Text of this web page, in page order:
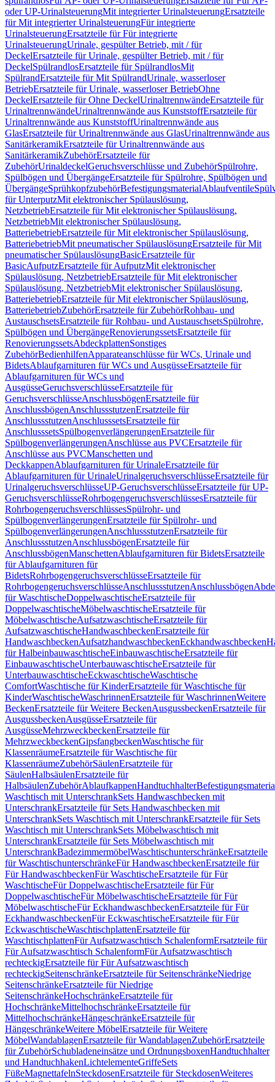
oder UP-UrinalsteuerungMit integrierter UrinalsteuerungErsatzteile
für Mit integrierter UrinalsteuerungFür integrierte
UrinalsteuerungErsatzteile für Für integrierte
UrinalsteuerungUrinale, gespülter Betrieb, mit / für
DeckelErsatzteile für Urinale, gespülter Betrieb, mit / für
DeckelSpülrandlosErsatzteile für SpülrandlosMit
SpülrandErsatzteile für Mit SpülrandUrinale, wasserloser
BetriebErsatzteile für Urinale, wasserloser BetriebOhne
DeckelErsatzteile für Ohne DeckelUrinaltrennwändeErsatzteile für
UrinaltrennwändeUrinaltrennwände aus KunststoffErsatzteile für
Urinaltrennwände aus KunststoffUrinaltrennwände aus
GlasErsatzteile für Urinaltrennwände aus GlasUrinaltrennwände aus
SanitärkeramikErsatzteile für Urinaltrennwände aus
SanitärkeramikZubehörErsatzteile für
ZubehörUrinaldeckelGeruchsverschlüsse und ZubehörSpülrohre,
Spülbögen und ÜbergängeErsatzteile für Spülrohre, Spülbögen und
ÜbergängeSprühkopfzubehörBefestigungsmaterialAblaufventile
für UnterputzMit elektronischer Spülauslösung,
NetzbetriebErsatzteile für Mit elektronischer Spülauslösung,
NetzbetriebMit elektronischer Spülauslösung,
BatteriebetriebErsatzteile für Mit elektronischer Spülauslösung,
BatteriebetriebMit pneumatischer SpülauslösungErsatzteile für Mit
pneumatischer SpülauslösungBasicErsatzteile für
BasicAufputzErsatzteile für AufputzMit elektronischer
Spülauslösung, NetzbetriebErsatzteile für Mit elektronischer
Spülauslösung, NetzbetriebMit elektronischer Spülauslösung,
BatteriebetriebErsatzteile für Mit elektronischer Spülauslösung,
BatteriebetriebZubehörErsatzteile für ZubehörRohbau- und
AustauschsetsErsatzteile für Rohbau- und AustauschsetsSpülrohre,
Spülbögen und ÜbergängeRenovierungssetsErsatzteile für
RenovierungssetsAbdeckplattenSonstiges
ZubehörBedienhilfenApparateanschlüsse für WCs, Urinale und
BidetsAblaufgarnituren für WCs und AusgüsseErsatzteile für
Ablaufgarnituren für WCs und
AusgüsseGeruchsverschlüsseErsatzteile für
GeruchsverschlüsseAnschlussbögenErsatzteile für
AnschlussbögenAnschlussstutzenErsatzteile für
AnschlussstutzenAnschlusssetsErsatzteile für
AnschlusssetsSpülbogenverlängerungenErsatzteile für
SpülbogenverlängerungenAnschlüsse aus PVCErsatzteile für
Anschlüsse aus PVCManschetten und
DeckkappenAblaufgarnituren für UrinaleErsatzteile für
Ablaufgarnituren für UrinaleUrinalgeruchsverschlüsseErsatzteile für
UrinalgeruchsverschlüsseUP-GeruchsverschlüsseErsatzteile für UP-
GeruchsverschlüsseRohrbogengeruchsverschlüssesErsatzteile für
RohrbogengeruchsverschlüssesSpülrohr- und
SpülbogenverlängerungenErsatzteile für Spülrohr- und
SpülbogenverlängerungenAnschlussstutzenErsatzteile für
AnschlussstutzenAnschlussbögenErsatzteile für
AnschlussbögenManschettenAblaufgarnituren für BidetsErsatzteile
für Ablaufgarnituren für
BidetsRohrbogengeruchsverschlüsseErsatzteile für
RohrbogengeruchsverschlüsseAnschlussstutzenAnschlussbögen
für WaschtischeDoppelwaschtischeErsatzteile für
DoppelwaschtischeMöbelwaschtischeErsatzteile für
MöbelwaschtischeAufsatzwaschtischeErsatzteile für
AufsatzwaschtischeHandwaschbeckenErsatzteile für
HandwaschbeckenAufsatzhandwaschbeckenEckhandwaschbecken
für HalbeinbauwaschtischeEinbauwaschtischeErsatzteile für
EinbauwaschtischeUnterbauwaschtischeErsatzteile für
UnterbauwaschtischeEckwaschtischeWaschtische
ComfortWaschtische für KinderErsatzteile für Waschtische für
KinderWaschtischeWaschrinnenErsatzteile für WaschrinnenWeitere
BeckenErsatzteile für Weitere BeckenAusgussbeckenErsatzteile für
AusgussbeckenAusgüsseErsatzteile für
AusgüsseMehrzweckbeckenErsatzteile für
MehrzweckbeckenGipsfangbeckenWaschtische für
KlassenräumeErsatzteile für Waschtische für
KlassenräumeZubehörSäulenErsatzteile für
SäulenHalbsäulenErsatzteile für
HalbsäulenZubehörAblaufkappenHandtuchhalter
Waschtisch mit UnterschrankSets Handwaschbecken mit
UnterschrankErsatzteile für Sets Handwaschbecken mit
UnterschrankSets Waschtisch mit UnterschrankErsatzteile für Sets
Waschtisch mit UnterschrankSets Möbelwaschtisch mit
UnterschrankErsatzteile für Sets Möbelwaschtisch mit
UnterschrankBadezimmermöbelWaschtischunterschränkeErsatzteile
für WaschtischunterschränkeFür HandwaschbeckenErsatzteile für
Für HandwaschbeckenFür WaschtischeErsatzteile für Für
WaschtischeFür DoppelwaschtischeErsatzteile für Für
DoppelwaschtischeFür MöbelwaschtischeErsatzteile für Für
MöbelwaschtischeFür EckhandwaschbeckenErsatzteile für Für
EckhandwaschbeckenFür EckwaschtischeErsatzteile für Für
EckwaschtischeWaschtischplattenErsatzteile für
WaschtischplattenFür Aufsatzwaschtisch SchalenformErsatzteile für
Für Aufsatzwaschtisch SchalenformFür Aufsatzwaschtisch
rechteckigErsatzteile für Für Aufsatzwaschtisch
rechteckigSeitenschränkeErsatzteile für SeitenschränkeNiedrige
SeitenschränkeErsatzteile für Niedrige
SeitenschränkeHochschränkeErsatzteile für
HochschränkeMittelhochschränkeErsatzteile für
MittelhochschränkeHängeschränkeErsatzteile für
HängeschränkeWeitere MöbelErsatzteile für Weitere
MöbelWandablagenErsatzteile für WandablagenZubehörErsatzteile
für ZubehörSchubladeneinsätze und OrdnungsboxenHandtuchhalter
und HandtuchhakenLichtelementeGriffeSets
FüßeMagnettafelnSteckdosenErsatzteile für SteckdosenWeiteres